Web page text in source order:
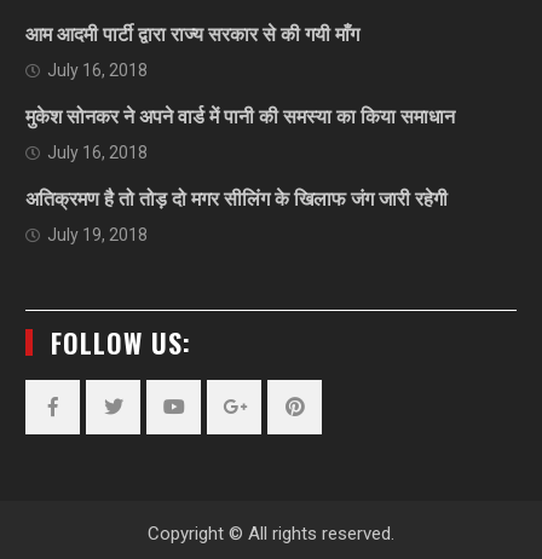
आम आदमी पार्टी द्वारा राज्य सरकार से की गयी माँग
July 16, 2018
मुकेश सोनकर ने अपने वार्ड में पानी की समस्या का किया समाधान
July 16, 2018
अतिक्रमण है तो तोड़ दो मगर सीलिंग के खिलाफ जंग जारी रहेगी
July 19, 2018
FOLLOW US:
Copyright © All rights reserved.